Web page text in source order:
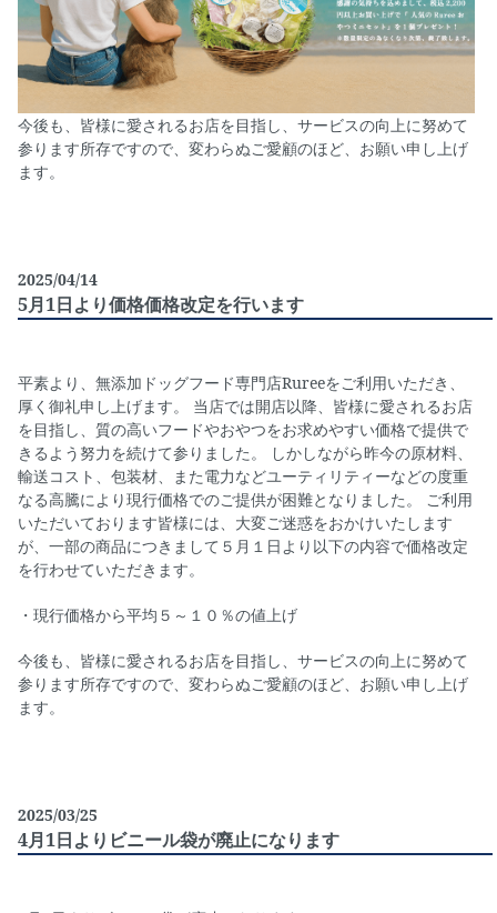
今後も、皆様に愛されるお店を目指し、サービスの向上に努めて
参ります所存ですので、変わらぬご愛顧のほど、お願い申し上げ
ます。
2025/04/14
5月1日より価格価格改定を行います
平素より、無添加ドッグフード専門店Rureeをご利用いただき、
厚く御礼申し上げます。 当店では開店以降、皆様に愛されるお店
を目指し、質の高いフードやおやつをお求めやすい価格で提供で
きるよう努力を続けて参りました。 しかしながら昨今の原材料、
輸送コスト、包装材、また電力などユーティリティーなどの度重
なる高騰により現行価格でのご提供が困難となりました。 ご利用
いただいております皆様には、大変ご迷惑をおかけいたします
が、一部の商品につきまして５月１日より以下の内容で価格改定
を行わせていただきます。
・現行価格から平均５～１０％の値上げ
今後も、皆様に愛されるお店を目指し、サービスの向上に努めて
参ります所存ですので、変わらぬご愛顧のほど、お願い申し上げ
ます。
2025/03/25
4月1日よりビニール袋が廃止になります